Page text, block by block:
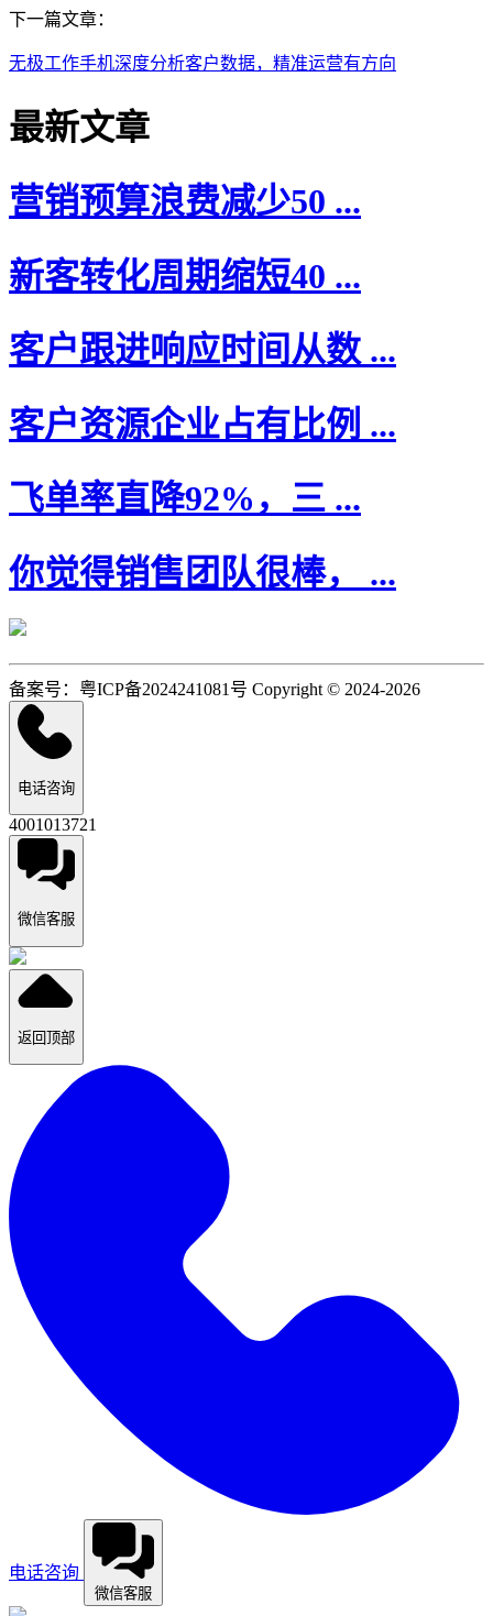
下一篇文章：
无极工作手机深度分析客户数据，精准运营有方向
最新文章
营销预算浪费减少50 ...
新客转化周期缩短40 ...
客户跟进响应时间从数 ...
客户资源企业占有比例 ...
飞单率直降92%，三 ...
你觉得销售团队很棒， ...
备案号：粤ICP备2024241081号 Copyright © 2024-2026
电话咨询
4001013721
微信客服
返回顶部
电话咨询
微信客服